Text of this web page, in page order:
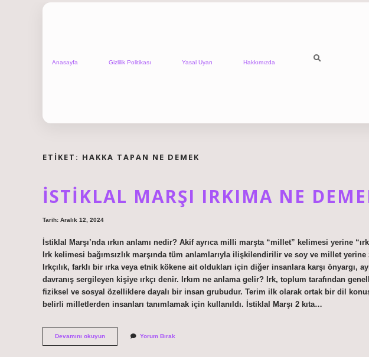
Anasayfa Gizlilik Politikası Yasal Uyarı Hakkımızda
ETIKET: HAKKA TAPAN NE DEMEK
İSTIKLAL MARŞI IRKIMA NE
Tarih: Aralık 12, 2024
İstiklal Marşı’nda ırkın anlamı nedir? Akif ayrıca milli marşta “millet” kelimesi yerine
Irk kelimesi bağımsızlık marşında tüm anlamlarıyla ilişkilendirilir ve soy ve millet
Irkçılık, farklı bir ırka veya etnik kökene ait oldukları için diğer insanlara karşı önyargı,
davranış sergileyen kişiye ırkçı denir. Irkım ne anlama gelir? Irk, toplum tarafından
fiziksel ve sosyal özelliklere dayalı bir insan grubudur. Terim ilk olarak ortak bir dil
belirli milletlerden insanları tanımlamak için kullanıldı. İstiklal Marşı 2 kıta…
Devamını okuyunİStiklal
Marşı
Yorum Bırak